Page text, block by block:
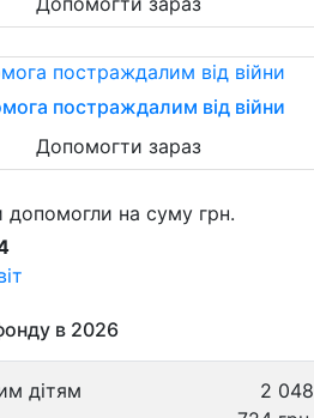
постраждалим від війни
Допомогти зараз
допомогли на суму грн.
в 2026
дітям
2 048